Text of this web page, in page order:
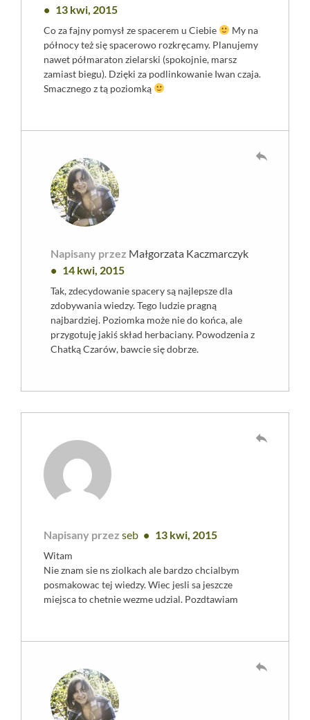
13 kwi, 2015
Co za fajny pomysł ze spacerem u Ciebie
My na
północy też się spacerowo rozkręcamy. Planujemy
nawet półmaraton zielarski (spokojnie, marsz
zamiast biegu). Dzięki za podlinkowanie Iwan czaja.
Smacznego z tą poziomką
Napisany przez Małgorzata Kaczmarczyk
14 kwi, 2015
Tak, zdecydowanie spacery są najlepsze dla
zdobywania wiedzy. Tego ludzie pragną
najbardziej. Poziomka może nie do końca, ale
przygotuję jakiś skład herbaciany. Powodzenia z
Chatką Czarów, bawcie się dobrze.
reply
Napisany przez seb 13 kwi, 2015
Witam
Nie znam sie ns ziolkach ale bardzo chcialbym
posmakowac tej wiedzy. Wiec jesli sa jeszcze
miejsca to chetnie wezme udzial. Pozdtawiam
reply
reply